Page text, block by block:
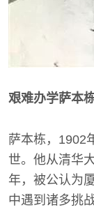
艰难办学萨本
萨本栋，1902
世。他从清华
年，被公认为
中遇到诸多挑